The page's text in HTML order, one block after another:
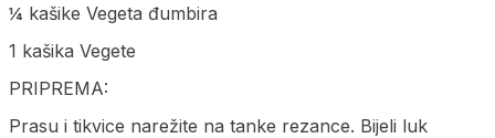
¼ kašike Vegeta đumbira
1 kašika Vegete
PRIPREMA:
Prasu i tikvice narežite na tanke rezance. Bijeli luk